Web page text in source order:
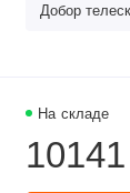
На складе
Добор